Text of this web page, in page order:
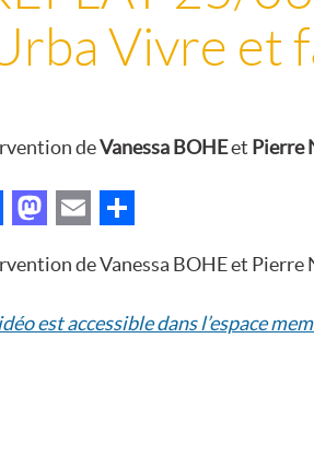
Vivre et
deVanessa BOHEet Pierre
Facebook
Mastodon
Email
de Vanessa BOHE et Pierre
est accessible dans l’espace